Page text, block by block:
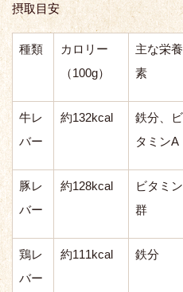
摂取目安
種類
カロリー
（100g）
主な栄養
素
牛レ
バー
約132kcal
鉄分、ビ
タミンA
豚レ
バー
約128kcal
ビタミ
群
鶏レ
バー
約111kcal 鉄分